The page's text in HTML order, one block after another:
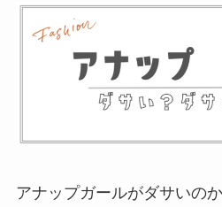
アナップガールがダサいの